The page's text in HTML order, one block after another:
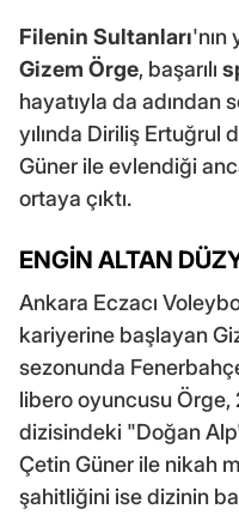
Filenin Sultanları'nın
Gizem Örge, başarılı
hayatıyla da adından
yılında Diriliş Ertuğrul
Güner ile evlendiği
ortaya çıktı.
ENGİN ALTAN
Ankara Eczacı
kariyerine başlayan
sezonunda
libero oyuncusu Örge,
dizisindeki "Doğan
Çetin Güner ile nikah
şahitliğini ise dizinin